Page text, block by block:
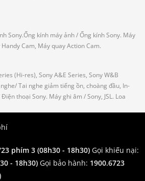
Sony.Ống kính máy ảnh / Ống kính Sony. Máy
Cam, Máy quay Action Cam.
(Hi-res), Sony A&E Series, Sony W&B
/ Tai nghe giảm tiếng ồn, choàng đầu, In-
thoại Sony. Máy ghi âm / Sony, JSL. Loa
phím 3 (08h30 - 18h30) Gọi khiếu nại:
- 18h30) Gọi bảo hành: 1900.6723